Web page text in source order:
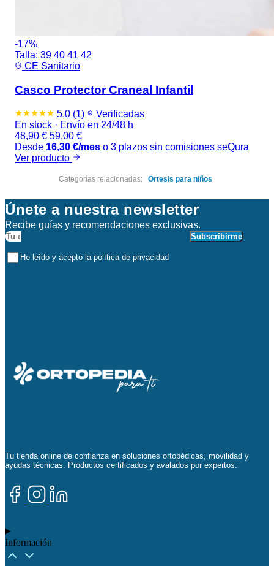
-17%
Talla: 39 40 41 42
CE Sanitario
Casco Protector Craneal Infantil
5,0 (1)
Verificadas
En stock · Envío en 24/48 h
48,90 € 59,00 €
Desde 16,30 €/mes o 3 plazos sin comisiones seQura
Ver producto
Categorías relacionadas: Ortesis para niños
Únete a nuestra newsletter
Recibe guías y recomendaciones exclusivas.
He leído y acepto la política de privacidad
Subscribirme
Tu tienda online de confianza en soluciones ortopédicas, movilidad y
ayudas técnicas. Productos certificados y avalados por expertos.
Información